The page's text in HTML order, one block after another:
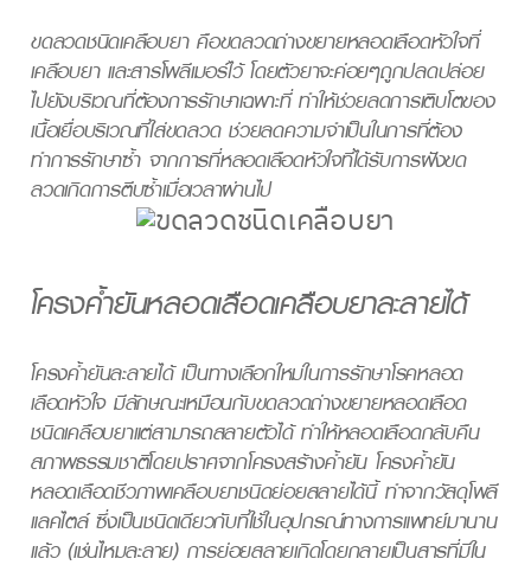
ขดลวดชนิดเคลือบยา คือขดลวดถ่างขยายหลอดเลือดหัวใจที่
เคลือบยา และสารโพลีเมอร์ไว้ โดยตัวยาจะค่อยๆถูกปลดปล่อย
ไปยังบริเวณที่ต้องการรักษาเฉพาะที่ ทำให้ช่วยลดการเติบโตของ
เนื้อเยื่อบริเวณที่ใส่ขดลวด ช่วยลดความจำเป็นในการที่ต้อง
ทำการรักษาซ้ำ จากการที่หลอดเลือดหัวใจที่ได้รับการฝังขด
ลวดเกิดการตีบซ้ำเมื่อเวลาผ่านไป
โครงค้ำยันหลอดเลือดเคลือบยาละลายได้
โครงค้ำยันละลายได้ เป็นทางเลือกใหม่ในการรักษาโรคหลอด
เลือดหัวใจ มีลักษณะเหมือนกับขดลวดถ่างขยายหลอดเลือด
ชนิดเคลือบยาแต่สามารถสลายตัวได้ ทำให้หลอดเลือดกลับคืน
สภาพธรรมชาติโดยปราศจากโครงสร้างค้ำยัน โครงค้ำยัน
หลอดเลือดชีวภาพเคลือบยาชนิดย่อยสลายได้นี้ ทำจากวัสดุโพลี
แลคไตล์ ซึ่งเป็นชนิดเดียวกับที่ใช้ในอุปกรณ์ทางการแพทย์มานาน
แล้ว (เช่นไหมละลาย) การย่อยสลายเกิดโดยกลายเป็นสารที่มีใน